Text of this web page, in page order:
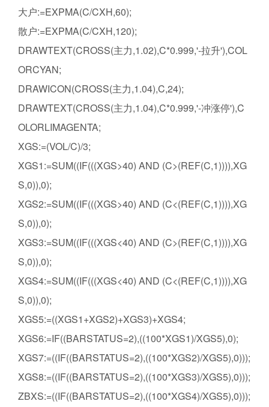
大户:=EXPMA(C/CXH,60);
散户:=EXPMA(C/CXH,120);
DRAWTEXT(CROSS(主力,1.02),C*0.999,'-拉升'),COL
ORCYAN;
DRAWICON(CROSS(主力,1.04),C,24);
DRAWTEXT(CROSS(主力,1.04),C*0.999,'-冲涨停'),C
OLORLIMAGENTA;
XGS:=(VOL/C)/3;
XGS1:=SUM((IF(((XGS>40) AND (C>(REF(C,1)))),XG
S,0)),0);
XGS2:=SUM((IF(((XGS>40) AND (C<(REF(C,1)))),XG
S,0)),0);
XGS3:=SUM((IF(((XGS<40) AND (C>(REF(C,1)))),XG
S,0)),0);
XGS4:=SUM((IF(((XGS<40) AND (C<(REF(C,1)))),XG
S,0)),0);
XGS5:=((XGS1+XGS2)+XGS3)+XGS4;
XGS6:=IF((BARSTATUS=2),((100*XGS1)/XGS5),0);
XGS7:=((IF((BARSTATUS=2),((100*XGS2)/XGS5),0)));
XGS8:=((IF((BARSTATUS=2),((100*XGS3)/XGS5),0)));
ZBXS:=((IF((BARSTATUS=2),((100*XGS4)/XGS5),0)));